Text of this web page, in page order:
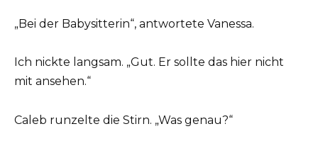
„Bei der Babysitterin“, antwortete Vanessa.
Ich nickte langsam. „Gut. Er sollte das hier nicht
mit ansehen.“
Caleb runzelte die Stirn. „Was genau?“